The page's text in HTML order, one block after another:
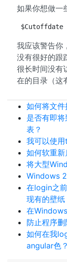
如果你想做一
我应该警告你
没有很好的跟
很长时间没有
在的目录（这
如何将文
是否有即
表？
我可以使
如何软重
将大型
Windows
在login之
现有的壁纸
在
防止程序
如何在我
angular色？